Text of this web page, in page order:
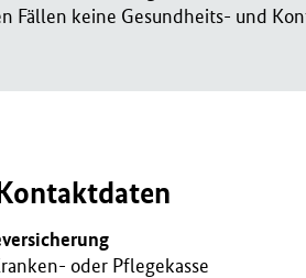
Fällen keine Gesundheits- und
oder Pflegekasse